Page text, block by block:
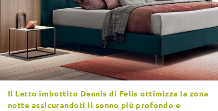
Il Letto imbottito Dennis di Felis ottimizza la zona
notte assicurandoti il sonno più profondo e